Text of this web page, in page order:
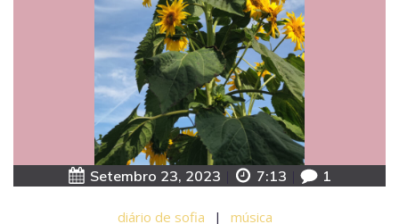
Setembro 23, 2023 7:13 1
diário de sofia | música